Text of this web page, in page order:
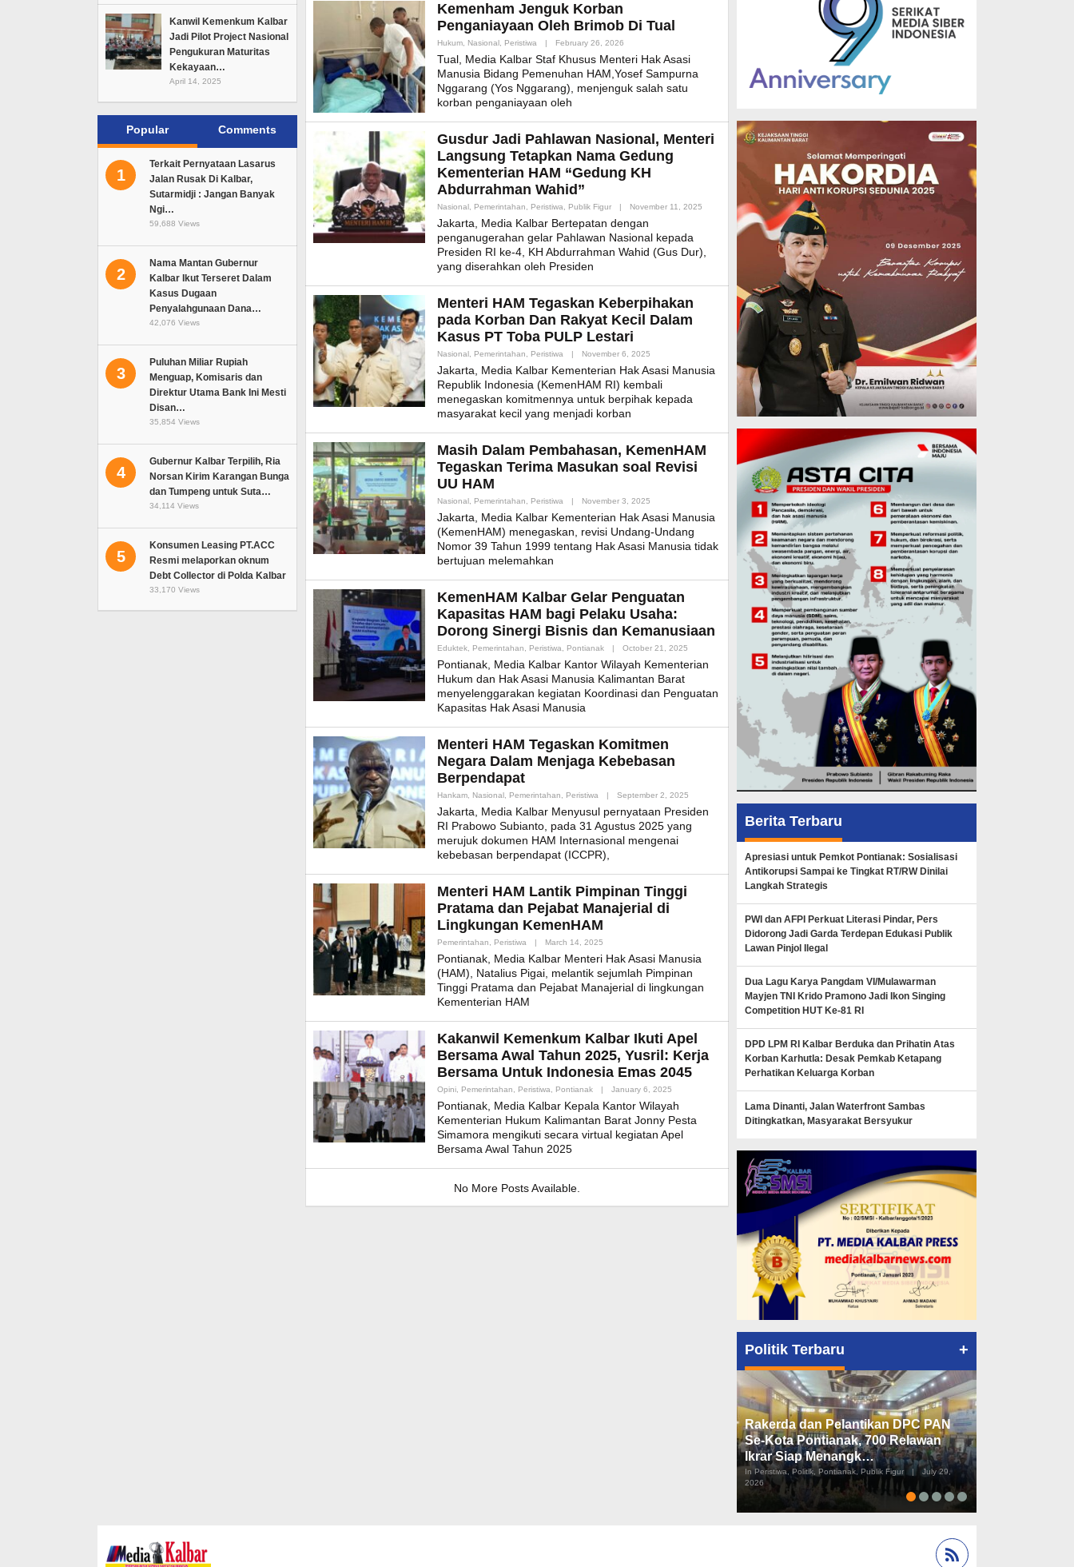
Kanwil Kemenkum Kalbar
Jadi Pilot Project Nasional
Pengukuran Maturitas
Kekayaan…
April 14, 2025
Popular Comments
1
Terkait Pernyataan Lasarus
Jalan Rusak Di Kalbar,
Sutarmidji : Jangan Banyak
Ngi…
59,688 Views
2
Nama Mantan Gubernur
Kalbar Ikut Terseret Dalam
Kasus Dugaan
Penyalahgunaan Dana…
42,076 Views
3
Puluhan Miliar Rupiah
Menguap, Komisaris dan
Direktur Utama Bank Ini Mesti
Disan…
35,854 Views
4
Gubernur Kalbar Terpilih, Ria
Norsan Kirim Karangan Bunga
dan Tumpeng untuk Suta…
34,114 Views
5
Konsumen Leasing PT.ACC
Resmi melaporkan oknum
Debt Collector di Polda Kalbar
33,170 Views
Kemenham Jenguk Korban
Penganiayaan Oleh Brimob Di Tual
Hukum, Nasional, Peristiwa | February 26, 2026
Tual, Media Kalbar Staf Khusus Menteri Hak Asasi
Manusia Bidang Pemenuhan HAM,Yosef Sampurna
Nggarang (Yos Nggarang), menjenguk salah satu
korban penganiayaan oleh
Gusdur Jadi Pahlawan Nasional, Menteri
Langsung Tetapkan Nama Gedung
Kementerian HAM “Gedung KH
Abdurrahman Wahid”
Nasional, Pemerintahan, Peristiwa, Publik Figur | November 11, 2025
Admin_mk_news
Jakarta, Media Kalbar Bertepatan dengan
penganugerahan gelar Pahlawan Nasional kepada
Presiden RI ke-4, KH Abdurrahman Wahid (Gus Dur),
yang diserahkan oleh Presiden
Menteri HAM Tegaskan Keberpihakan
pada Korban Dan Rakyat Kecil Dalam
Kasus PT Toba PULP Lestari
Nasional, Pemerintahan, Peristiwa | November 6, 2025
Jakarta, Media Kalbar Kementerian Hak Asasi Manusia
Republik Indonesia (KemenHAM RI) kembali
menegaskan komitmennya untuk berpihak kepada
masyarakat kecil yang menjadi korban
Masih Dalam Pembahasan, KemenHAM
Tegaskan Terima Masukan soal Revisi
UU HAM
Nasional, Pemerintahan, Peristiwa | November 3, 2025
Jakarta, Media Kalbar Kementerian Hak Asasi Manusia
(KemenHAM) menegaskan, revisi Undang-Undang
Nomor 39 Tahun 1999 tentang Hak Asasi Manusia tidak
bertujuan melemahkan
KemenHAM Kalbar Gelar Penguatan
Kapasitas HAM bagi Pelaku Usaha:
Dorong Sinergi Bisnis dan Kemanusiaan
Eduktek, Pemerintahan, Peristiwa, Pontianak | October 21, 2025
Pontianak, Media Kalbar Kantor Wilayah Kementerian
Hukum dan Hak Asasi Manusia Kalimantan Barat
menyelenggarakan kegiatan Koordinasi dan Penguatan
Kapasitas Hak Asasi Manusia
Menteri HAM Tegaskan Komitmen
Negara Dalam Menjaga Kebebasan
Berpendapat
Hankam, Nasional, Pemerintahan, Peristiwa | September 2, 2025
Admin_mk_news
Jakarta, Media Kalbar Menyusul pernyataan Presiden
RI Prabowo Subianto, pada 31 Agustus 2025 yang
merujuk dokumen HAM Internasional mengenai
kebebasan berpendapat (ICCPR),
Menteri HAM Lantik Pimpinan Tinggi
Pratama dan Pejabat Manajerial di
Lingkungan KemenHAM
Pemerintahan, Peristiwa | March 14, 2025
Pontianak, Media Kalbar Menteri Hak Asasi Manusia
(HAM), Natalius Pigai, melantik sejumlah Pimpinan
Tinggi Pratama dan Pejabat Manajerial di lingkungan
Kementerian HAM
Kakanwil Kemenkum Kalbar Ikuti Apel
Bersama Awal Tahun 2025, Yusril: Kerja
Bersama Untuk Indonesia Emas 2045
Opini, Pemerintahan, Peristiwa, Pontianak | January 6, 2025
Pontianak, Media Kalbar Kepala Kantor Wilayah
Kementerian Hukum Kalimantan Barat Jonny Pesta
Simamora mengikuti secara virtual kegiatan Apel
Bersama Awal Tahun 2025
No More Posts Available.
Berita Terbaru
Apresiasi untuk Pemkot Pontianak: Sosialisasi
Antikorupsi Sampai ke Tingkat RT/RW Dinilai
Langkah Strategis
PWI dan AFPI Perkuat Literasi Pindar, Pers
Didorong Jadi Garda Terdepan Edukasi Publik
Lawan Pinjol Ilegal
Dua Lagu Karya Pangdam VI/Mulawarman
Mayjen TNI Krido Pramono Jadi Ikon Singing
Competition HUT Ke-81 RI
DPD LPM RI Kalbar Berduka dan Prihatin Atas
Korban Karhutla: Desak Pemkab Ketapang
Perhatikan Keluarga Korban
Lama Dinanti, Jalan Waterfront Sambas
Ditingkatkan, Masyarakat Bersyukur
Politik Terbaru +
Rakerda dan Pelantikan DPC PAN
Se-Kota Pontianak, 700 Relawan
Ikrar Siap Menangk…
In Peristiwa, Politik, Pontianak, Publik Figur |
July 29,
2026